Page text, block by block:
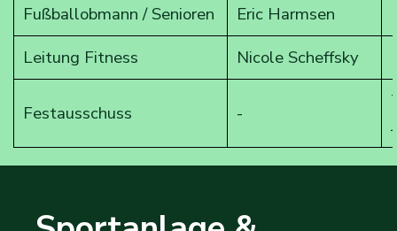
Fußballobmann / Senioren
Eric Harmsen
Leitung Fitness
Nicole Scheffsky
Festausschuss -